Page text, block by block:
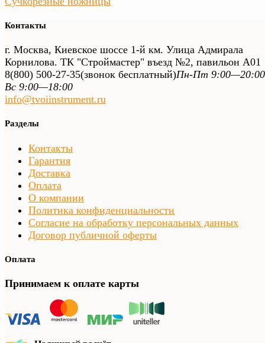
Контакты
г. Москва, Киевское шоссе 1-й км. Улица Адмирала
Корнилова. ТК "Строймастер" въезд №2, павильон А01
8(800) 500-27-35(звонок бесплатный)Пн-Пт
Вс 9:00—18:00
info@tvoiinstrument.ru
Разделы
Контакты
Гарантия
Доставка
Оплата
О компании
Политика конфиденциальности
Согласие на обработку персональных данных
Договор публичной оферты
Оплата
Принимаем к оплате карты